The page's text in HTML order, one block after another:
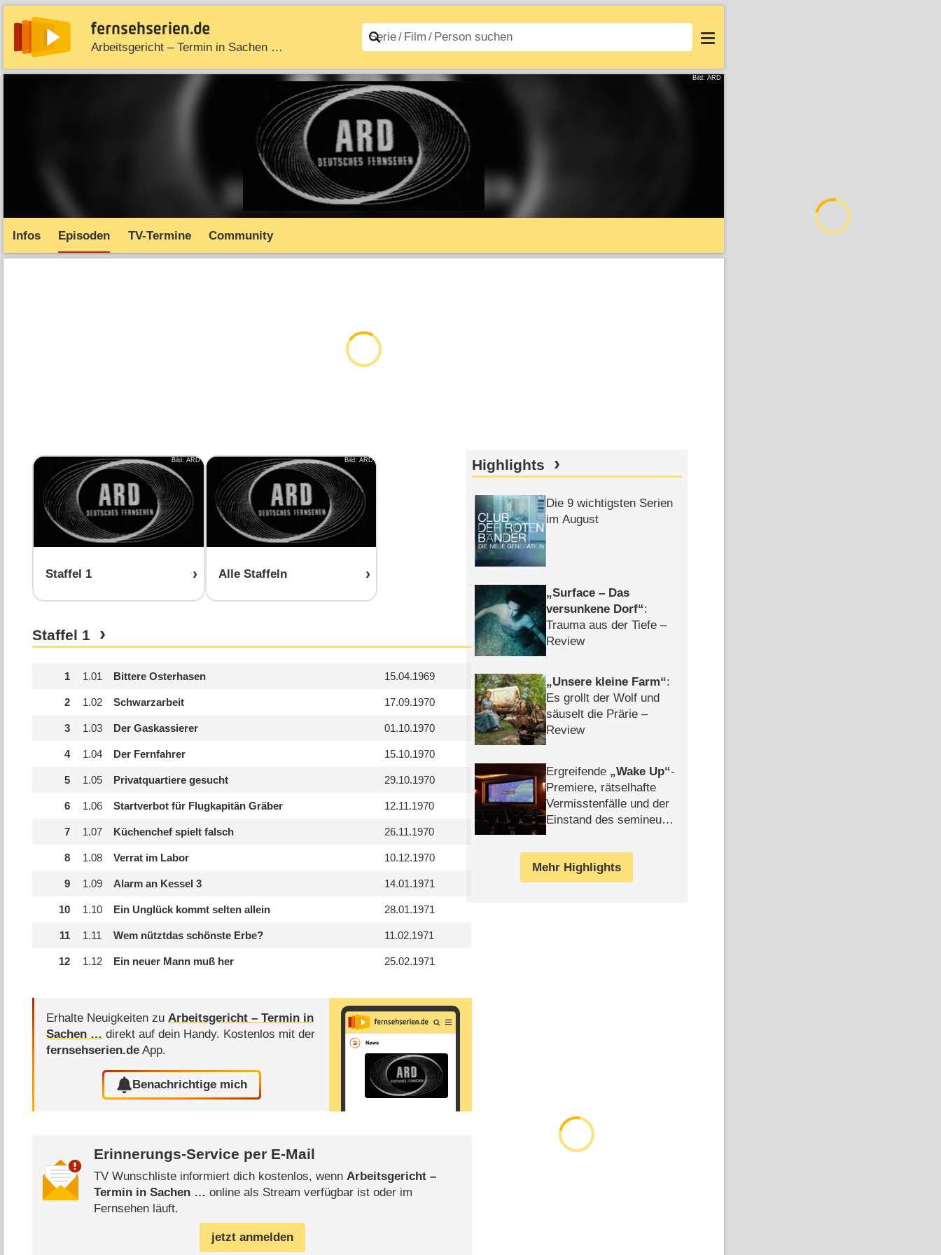
Arbeitsgericht – Termin in Sachen …
News Entdecken Streaming TV-Starts Serien A–Z Filme A–Z Login
Bild: ARD
Infos Episoden TV-Termine Community
Bild: ARD
Staffel 1
Bild: ARD
Alle Staffeln
Staffel 1
1 1.01 Bittere Osterhasen 15.04.1969
2 1.02 Schwarzarbeit 17.09.1970
3 1.03 Der Gaskassierer 01.10.1970
4 1.04 Der Fernfahrer 15.10.1970
5 1.05 Privatquartiere gesucht 29.10.1970
6 1.06 Startverbot für Flugkapitän Gräber 12.11.1970
7 1.07 Küchenchef spielt falsch 26.11.1970
8 1.08 Verrat im Labor 10.12.1970
9 1.09 Alarm an Kessel 3 14.01.1971
10 1.10 Ein Unglück kommt selten allein 28.01.1971
11 1.11 Wem nütztdas schönste Erbe? 11.02.1971
12 1.12 Ein neuer Mann muß her 25.02.1971
Erhalte Neuigkeiten zu Arbeitsgericht – Termin in
Sachen … direkt auf dein Handy. Kostenlos mit der
fernsehserien.de App.
Benachrichtige mich
Erinnerungs-Service per E-Mail
TV Wunschliste informiert dich kostenlos, wenn Arbeitsgericht –
Termin in Sachen … online als Stream verfügbar ist oder im
Fernsehen läuft.
jetzt anmelden
Highlights
Die 9 wichtigsten Serien
im August
Surface – Das
versunkene Dorf :
Trauma aus der Tiefe –
Review
Unsere kleine Farm :
Es grollt der Wolf und
säuselt die Prärie –
Review
Ergreifende Wake Up -
Premiere, rätselhafte
Vermisstenfälle und der
Einstand des semineuen
Duos
Mehr Highlights